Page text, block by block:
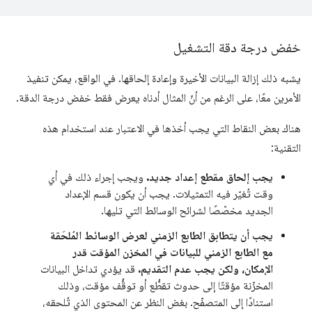
خفض درجة دقة التشغيل
يشبه ذلك إزالة البيانات الأخيرة وإعادة إلحاقها. في الواقع، يمكن تنفيذ
الأمرين معًا، على الرغم من أنّ المثال أدناه يعرض فقط خفض درجة الدقة.
هناك بعض النقاط التي يجب أخذها في الاعتبار عند استخدام هذه
التقنية:
يجب إلحاق مقطع إعداد جديد. ويجب إجراء ذلك في أي
وقت تُغيّر فيه التمثيلات. يجب أن يكون قسم الإعداد
الجديد مخصّصًا لشرائح الوسائط التي تليها.
يجب أن يتطابق الطابع الزمني لعرض الوسائط المُلحَقة
مع الطابع الزمني للبيانات في المخزن المؤقت قدر
الإمكان، ولكن يجب عدم التقديم. قد يؤدي تداخل البيانات
المخزّنة مؤقتًا إلى حدوث تقطُّع أو توقُّف مؤقت، وذلك
استنادًا إلى المتصفّح. بغض النظر عن المحتوى الذي تُلحقه،